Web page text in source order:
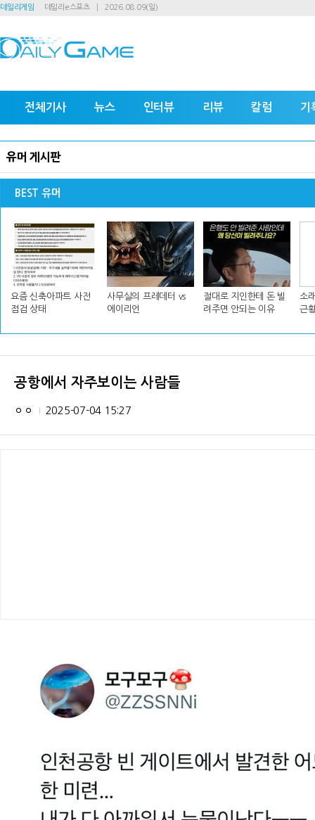
데일리게임 데일리e스포츠 2026.08.09(일)
전체기사 뉴스 인터뷰 리뷰 칼럼 기
유머 게시판
BEST 유머
요즘 신축아파트 사전
점검 상태
사무실의 프레데터 vs
에이리언
절대로 지인한테 돈 빌
려주면 안되는 이유
소
근
공항에서 자주보이는 사람들
ㅇㅇ 2025-07-04 15:27